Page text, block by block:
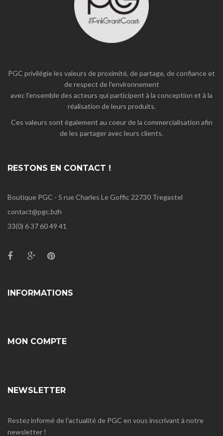
PGC privilégie les valeurs de proximité, de partage, de confiance et
de respect de l'environnement
avec l'ensemble des acteurs qui participent à la conception et à la
réalisation de leurs produits.
Ces valeurs sont également au coeur de la commercialisation afin
de les partager avec leurs clients.
RESTONS EN CONTACT !
Boutique PGC - 5 rue Charles Le Goffic 22730 Tregastel
contact@pgc.bzh
33(0) 6 37 60 49 41
INFORMATIONS
MON COMPTE
NEWSLETTER
Restez informé de l'actualité de PGC en vous inscrivant à notre
newsletter !